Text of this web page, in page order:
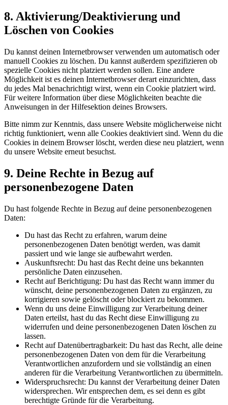
8. Aktivierung/Deaktivierung und
Löschen von Cookies
Du kannst deinen Internetbrowser verwenden um automatisch oder
manuell Cookies zu löschen. Du kannst außerdem spezifizieren ob
spezielle Cookies nicht platziert werden sollen. Eine andere
Möglichkeit ist es deinen Internetbrowser derart einzurichten, dass
du jedes Mal benachrichtigt wirst, wenn ein Cookie platziert wird.
Für weitere Information über diese Möglichkeiten beachte die
Anweisungen in der Hilfesektion deines Browsers.
Bitte nimm zur Kenntnis, dass unsere Website möglicherweise nicht
richtig funktioniert, wenn alle Cookies deaktiviert sind. Wenn du die
Cookies in deinem Browser löscht, werden diese neu platziert, wenn
du unsere Website erneut besuchst.
9. Deine Rechte in Bezug auf
personenbezogene Daten
Du hast folgende Rechte in Bezug auf deine personenbezogenen
Daten:
Du hast das Recht zu erfahren, warum deine
personenbezogenen Daten benötigt werden, was damit
passiert und wie lange sie aufbewahrt werden.
Auskunftsrecht: Du hast das Recht deine uns bekannten
persönliche Daten einzusehen.
Recht auf Berichtigung: Du hast das Recht wann immer du
wünscht, deine personenbezogenen Daten zu ergänzen, zu
korrigieren sowie gelöscht oder blockiert zu bekommen.
Wenn du uns deine Einwilligung zur Verarbeitung deiner
Daten erteilst, hast du das Recht diese Einwilligung zu
widerrufen und deine personenbezogenen Daten löschen zu
lassen.
Recht auf Datenübertragbarkeit: Du hast das Recht, alle deine
personenbezogenen Daten von dem für die Verarbeitung
Verantwortlichen anzufordern und sie vollständig an einen
anderen für die Verarbeitung Verantwortlichen zu übermitteln.
Widerspruchsrecht: Du kannst der Verarbeitung deiner Daten
widersprechen. Wir entsprechen dem, es sei denn es gibt
berechtigte Gründe für die Verarbeitung.